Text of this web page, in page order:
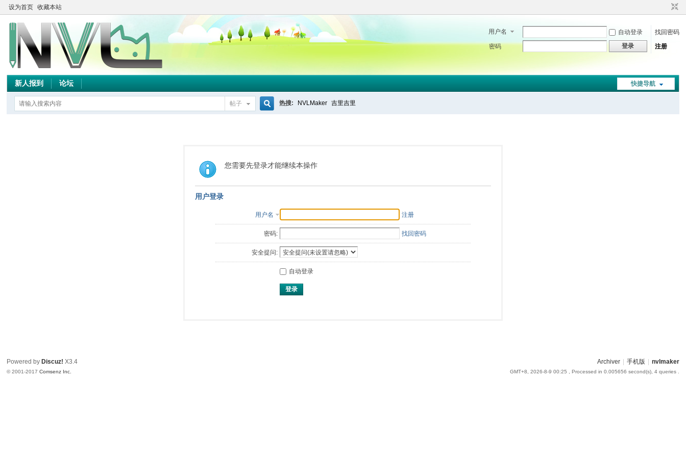
设为首页 收藏本站
用户名 自动登录
找回密码
密码
登录 注册
快捷导航
新人报到 论坛
帖子
索
热搜: NVLMaker 吉里吉里
您需要先登录才能继续本操作
用户登录
用户名 注册
密码: 找回密码
安全提问:
自动登录
登录
Archiver 手机版 nvlmaker
GMT+8, 2026-8-9 00:25 , Processed in 0.005656 second(s), 4 queries .
Powered by Discuz! X3.4
© 2001-2017Comsenz Inc.